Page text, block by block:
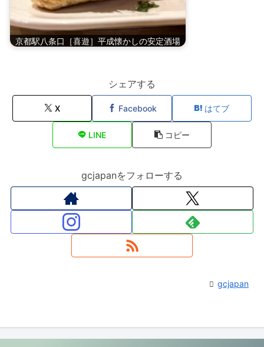
京都駅八条口［喜遊］平成懐かしの安定酒場
シェアする
X Facebook はてブ
LINE コピー
gcjapanをフォローする
gcjapan